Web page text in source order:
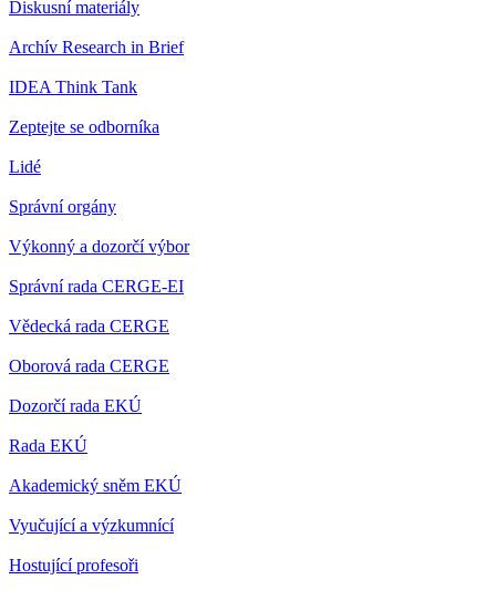
Diskusní materiály
Archív Research in Brief
IDEA Think Tank
Zeptejte se odborníka
Lidé
Správní orgány
Výkonný a dozorčí výbor
Správní rada CERGE-EI
Vědecká rada CERGE
Oborová rada CERGE
Dozorčí rada EKÚ
Rada EKÚ
Akademický sněm EKÚ
Vyučující a výzkumnící
Hostující profesoři